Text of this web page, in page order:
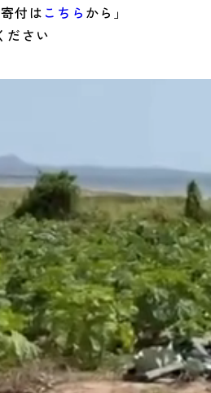
付はこちら から」
ださい